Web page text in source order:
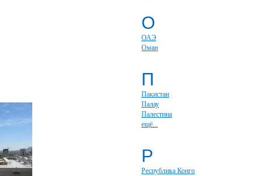
О
ОАЭ
Оман
П
Пакистан
Палау
Палестина
ещё...
Р
Республика Конго